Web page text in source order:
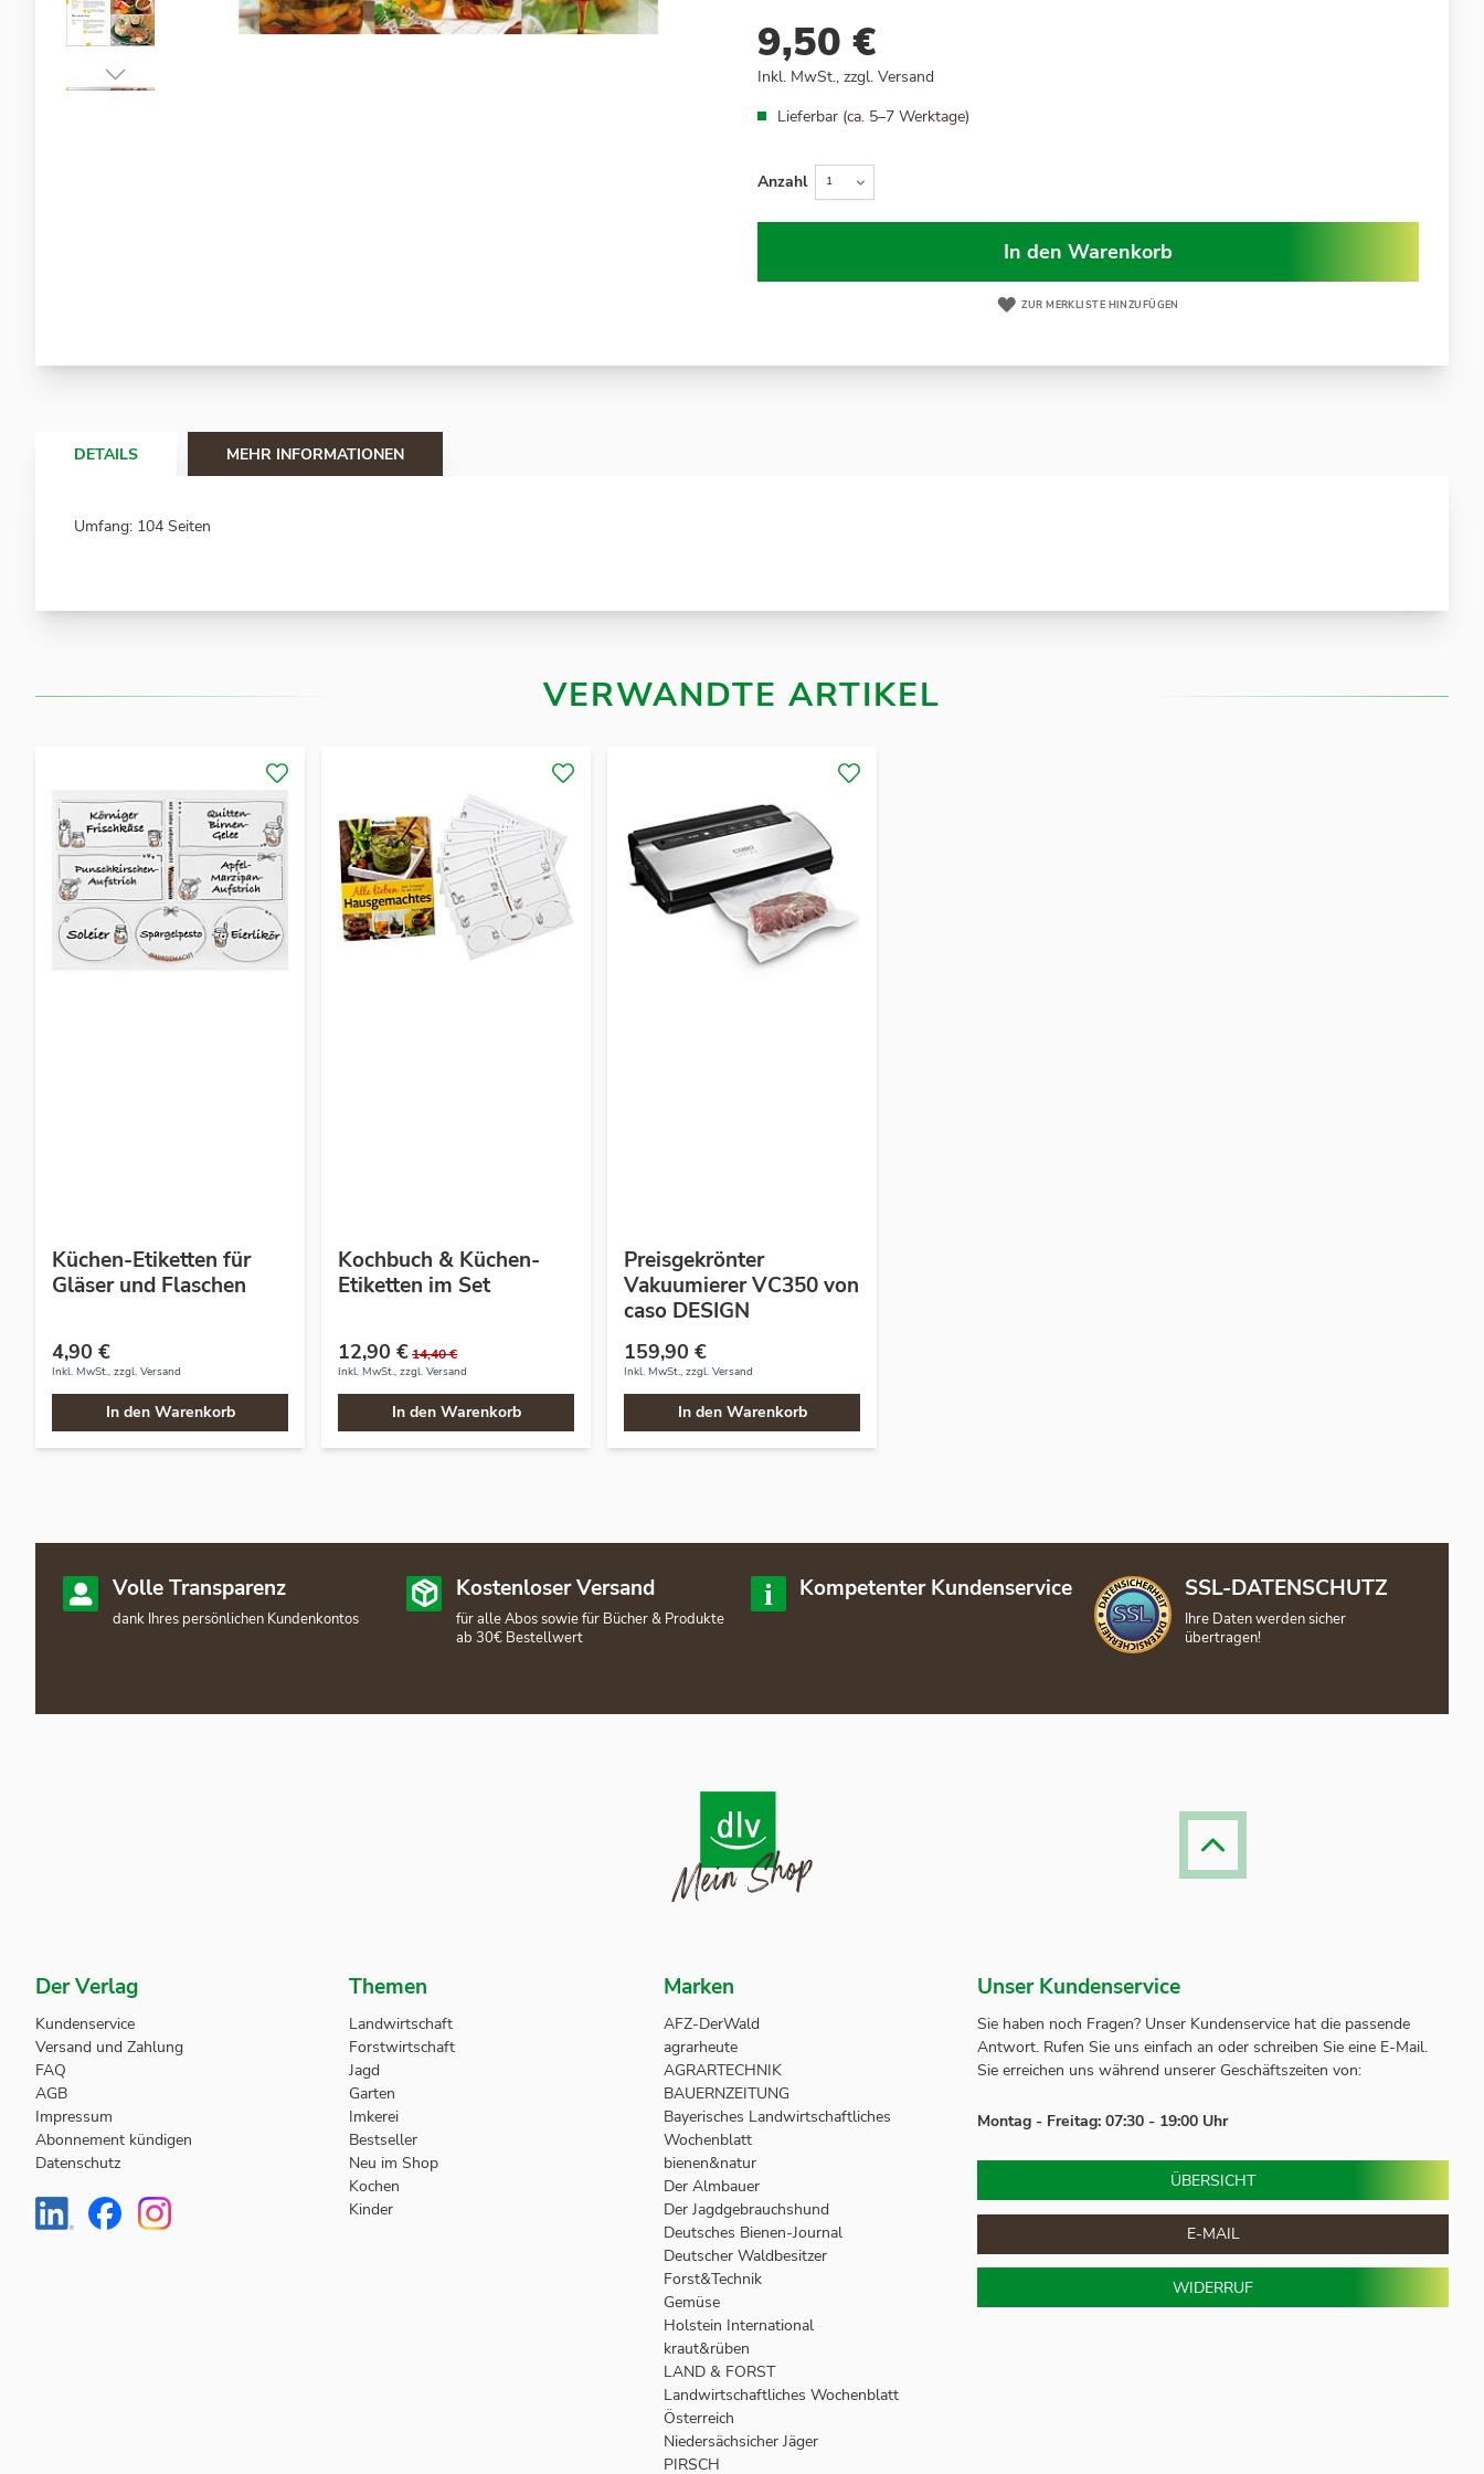
9,50 €
Inkl. MwSt., zzgl. Versand
Lieferbar (ca. 5–7 Werktage)
Anzahl
In den Warenkorb
ZUR MERKLISTE HINZUFÜGEN
DETAILS
Umfang: 104 Seiten
MEHR INFORMATIONEN
VERWANDTE ARTIKEL
Küchen-Etiketten für
Gläser und Flaschen
4,90 €
Inkl. MwSt., zzgl. Versand
In den Warenkorb
Kochbuch & Küchen-
Etiketten im Set
12,90 €14,40 €
Inkl. MwSt., zzgl. Versand
In den Warenkorb
Preisgekrönter
Vakuumierer VC350 von
caso DESIGN
159,90 €
Inkl. MwSt., zzgl. Versand
In den Warenkorb
Volle Transparenz
dank Ihres persönlichen Kundenkontos
Kostenloser Versand
für alle Abos sowie für Bücher & Produkte
ab 30€ Bestellwert
Kompetenter Kundenservice SSL-DATENSCHUTZ
Ihre Daten werden sicher
übertragen!
Der Verlag
Kundenservice
Versand und Zahlung
FAQ
AGB
Impressum
Abonnement kündigen
Datenschutz
Themen
Landwirtschaft
Forstwirtschaft
Jagd
Garten
Imkerei
Bestseller
Neu im Shop
Kochen
Kinder
Marken
AFZ-DerWald
agrarheute
AGRARTECHNIK
BAUERNZEITUNG
Bayerisches Landwirtschaftliches
Wochenblatt
bienen&natur
Der Almbauer
Der Jagdgebrauchshund
Deutsches Bienen-Journal
Deutscher Waldbesitzer
Forst&Technik
Gemüse
Holstein International
kraut&rüben
LAND & FORST
Landwirtschaftliches Wochenblatt
Österreich
Niedersächsicher Jäger
PIRSCH
Unser Kundenservice
Sie haben noch Fragen? Unser Kundenservice hat die passende
Antwort. Rufen Sie uns einfach an oder schreiben Sie eine E-Mail.
Sie erreichen uns während unserer Geschäftszeiten von:
Montag - Freitag: 07:30 - 19:00 Uhr
ÜBERSICHT
E-MAIL
WIDERRUF